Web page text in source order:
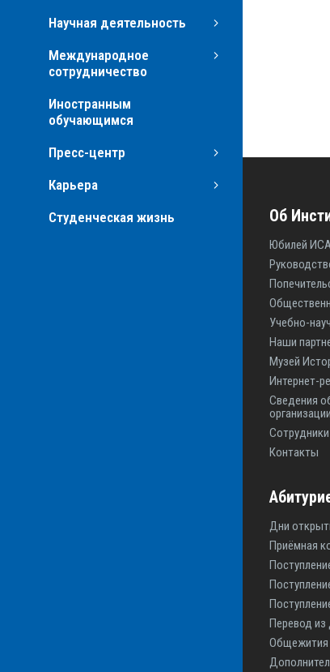
Научная деятельность
Международное
сотрудничество
Иностранным
обучающимся
Пресс-центр
Карьера
Студенческая жизнь
Об
Юбилей
Учебно-
Наши
Музей
Интернет-
Сведения
организации
Сотрудники
Контакты
Дни
Приёмная
Перевод из
Общежития